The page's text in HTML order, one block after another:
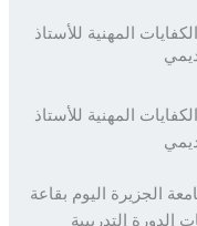
لتنمية الكفايات المهنية للأستاذ
لتنمية الكفايات المهنية للأستاذ
اليوم بقاعة
التدريبية